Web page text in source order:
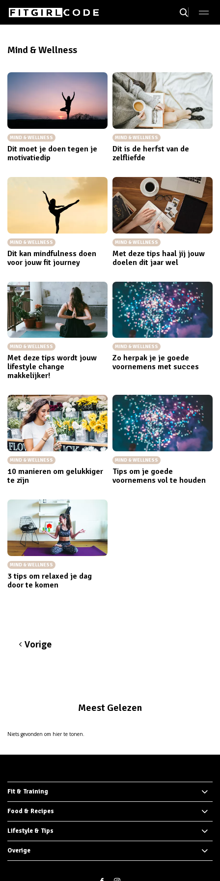
Mind & Wellness
MIND & WELLNESS
Dit moet je doen tegen je
motivatiedip
MIND & WELLNESS
Dit is de herfst van de
zelfliefde
MIND & WELLNESS
Dit kan mindfulness doen
voor jouw fit journey
MIND & WELLNESS
Met deze tips haal jij jouw
doelen dit jaar wel
MIND & WELLNESS
Met deze tips wordt jouw
lifestyle change
makkelijker!
MIND & WELLNESS
Zo herpak je je goede
voornemens met succes
MIND & WELLNESS
10 manieren om gelukkiger
te zijn
MIND & WELLNESS
Tips om je goede
voornemens vol te houden
MIND & WELLNESS
3 tips om relaxed je dag
door te komen
Vorige
Meest Gelezen
Niets gevonden om hier te tonen.
Fit & Training
Food & Recipes
Lifestyle & Tips
Overige